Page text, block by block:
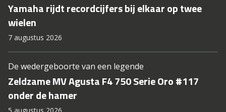
Yamaha rijdt recordcijfers bij elkaar op twee
wielen
7 augustus 2026
De wedergeboorte van een legende
Zeldzame MV Agusta F4 750 Serie Oro #117
onder de hamer